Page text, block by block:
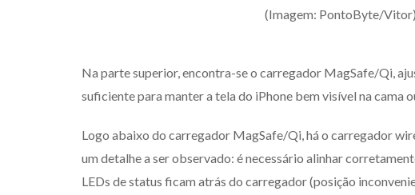
(Imagem: PontoByte/
Na parte superior, encontra-se o carregador MagSafe/Qi,
suficiente para manter a tela do iPhone bem visível na cama
Logo abaixo do carregador MagSafe/Qi, há o carregador
um detalhe a ser observado: é necessário alinhar
LEDs de status ficam atrás do carregador (posição